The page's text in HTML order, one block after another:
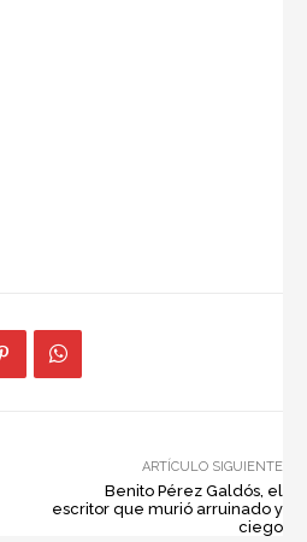
ARTÍCULO SIGUIENTE
Benito Pérez Galdós, el
escritor que murió arruinado y
ciego